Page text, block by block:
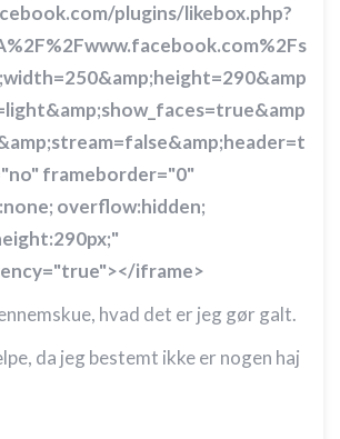
plugins/likebox.php?
frameborder="0"
overflow:hidden;
iframe>
hvad det er jeg gør galt.
da jeg bestemt ikke er nogen haj